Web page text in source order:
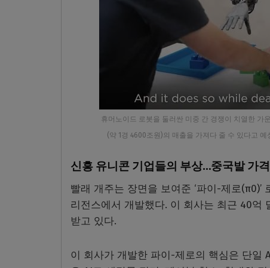
휴머노이드 로봇을 둘러싼 미중 간 경쟁이 치열한 가
(약 1경 4600조원)의 매출을 가져다 줄 수 있다고
신흥 유니콘 기업들의 부상…중국발 가
빨래 개주는 장면을 보여준 ‘파이-제로
리전스에서 개발했다. 이 회사는 최근 40억
받고 있다.
이 회사가 개발한 파이-제로의 핵심은 단일